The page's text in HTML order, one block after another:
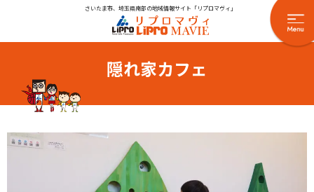
さいたま市、埼玉県南部の地域情報サイト「リプロマヴィ」
隠れ家カフェ